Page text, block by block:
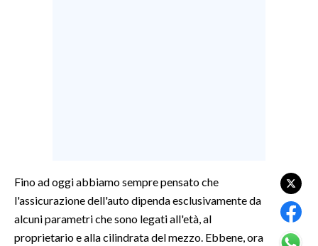
SPORT IN SARDEGNA
SPORT
Fino ad oggi abbiamo sempre pensato che
l'assicurazione dell'auto dipenda esclusivamente da
alcuni parametri che sono legati all'età, al
proprietario e alla cilindrata del mezzo. Ebbene, ora